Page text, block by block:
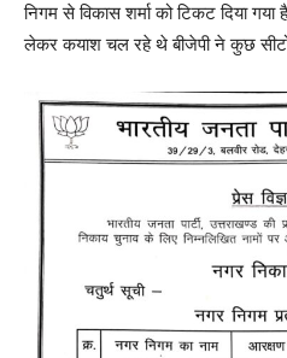
निगम से विकास शर्मा को टिकट दिया
लेकर कयाश चल रहे थे बीजेपी ने कुछ